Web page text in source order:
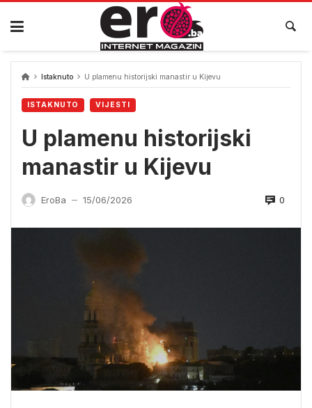
Skip
content
Istaknuto U plamenu historijski manastir u Kijevu
ISTAKNUTO VIJESTI
U plamenu historijski
manastir u Kijevu
EroBa — 15/06/2026 0